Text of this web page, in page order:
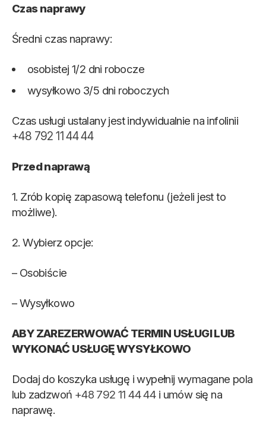
Czas naprawy
Średni czas naprawy:
osobistej 1/2 dni robocze
wysyłkowo 3/5 dni roboczych
Czas usługi ustalany jest indywidualnie na infolinii
+48 792 11 44 44
Przed naprawą
1. Zrób kopię zapasową telefonu (jeżeli jest to
możliwe).
2. Wybierz opcje:
– Osobiście
– Wysyłkowo
ABY ZAREZERWOWAĆ TERMIN USŁUGI LUB
WYKONAĆ USŁUGĘ WYSYŁKOWO
Dodaj do koszyka usługę i wypełnij wymagane pola
lub zadzwoń +48 792 11 44 44i umów się na
naprawę.